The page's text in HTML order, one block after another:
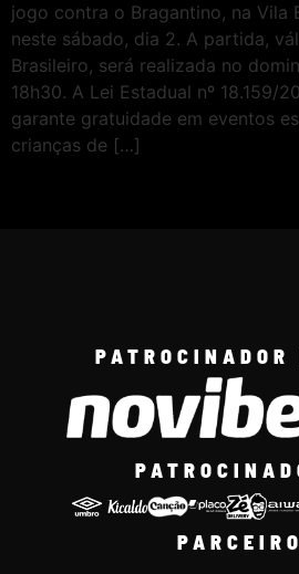
jogo contra o Bragantino, na Vila
neste sábado, dia 2. A partida,
Brasileiro, será realizada no
18h30. A Lei Estadual nº 18.159/
garante gratuidade em eventos
crianças de […]
PATROCINADOR